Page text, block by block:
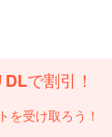
で割引！
を受け取ろう！